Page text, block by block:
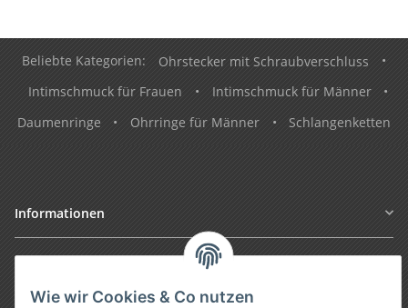
Wie wir Cookies & Co nutzen
Beliebte Kategorien: Ohrstecker mit Schraubverschluss
•
Intimschmuck für Frauen
• Intimschmuck für Männer
•
Daumenringe
• Ohrringe für Männer • Schlangenketten
Informationen
Gesetzliche Informationen